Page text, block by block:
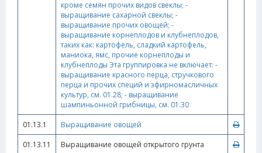
кроме семян прочих видов свеклы; -
выращивание сахарной свеклы; -
выращивание прочих овощей; -
выращивание корнеплодов и клубнеплодов,
таких как: картофель, сладкий картофель,
маниока, ямс, прочие корнеплоды и
клубнеплоды Эта группировка не включает: -
выращивание красного перца, стручкового
перца и прочих специй и эфирномасличных
культур, см. 01.28; - выращивание
шампиньонной грибницы, см. 01.30
01.13.1
Выращивание овощей
01.13.11
Выращивание овощей открытого грунта